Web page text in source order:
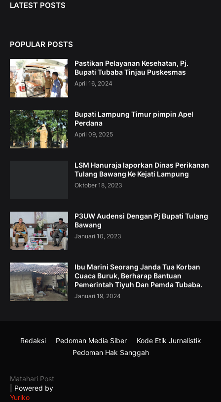
LATEST POSTS
POPULAR POSTS
Pastikan Pelayanan Kesehatan, Pj.
Bupati Tubaba Tinjau Puskesmas
April 16, 2024
Bupati Lampung Timur pimpin Apel
Perdana
April 09, 2025
LSM Hanuraja laporkan Dinas Perikanan
Tulang Bawang Ke Kejati Lampung
Oktober 18, 2023
P3UW Audensi Dengan Pj Bupati Tulang
Bawang
Januari 10, 2023
Ibu Marini Seorang Janda Tua Korban
Cuaca Buruk, Berharap Bantuan
Pemerintah Tiyuh Dan Pemda Tubaba.
Januari 19, 2024
Yuriko
| Powered by
Matahari Post
Redaksi Pedoman Media Siber
Kode Etik Jurnalistik
Pedoman Hak Sanggah